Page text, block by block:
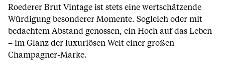
Roederer Brut Vintage ist stets eine wertschätzende
Würdigung besonderer Momente. Sogleich oder mit
bedachtem Abstand genossen, ein Hoch auf das Leben
– im Glanz der luxuriösen Welt einer großen
Champagner-Marke.